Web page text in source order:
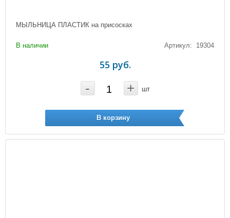
МЫЛЬНИЦА ПЛАСТИК на присосках
В наличии Артикул: 19304
55 руб.
- + шт
В корзину